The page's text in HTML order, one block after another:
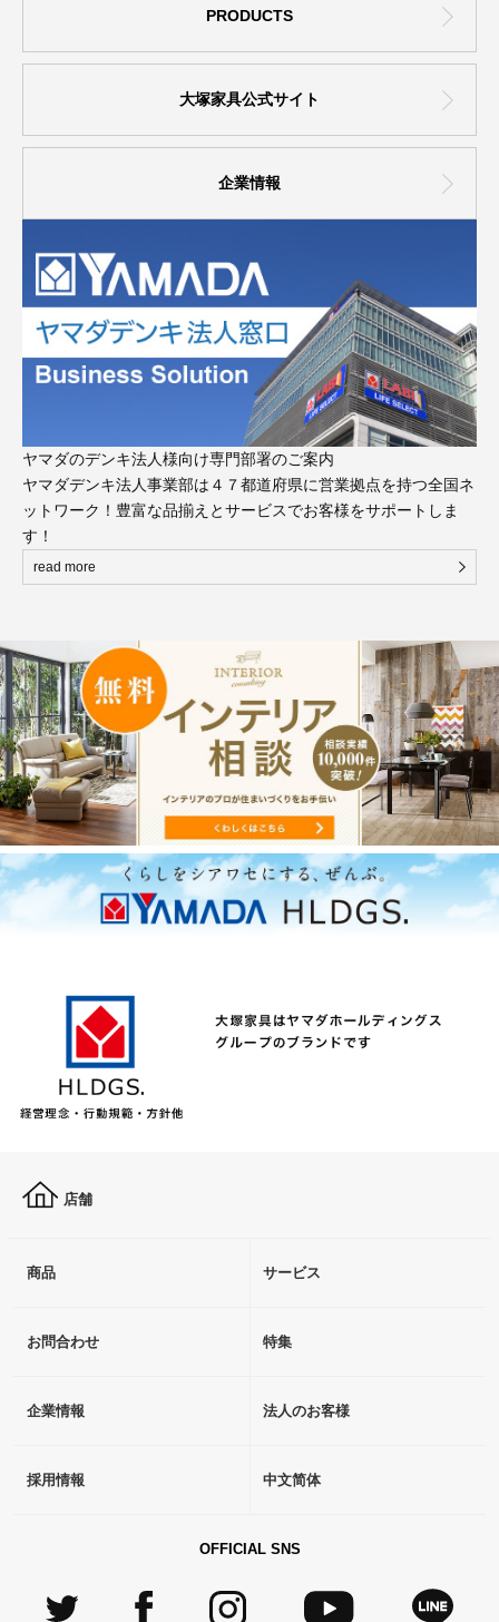
PRODUCTS
大塚家具公式サイト
企業情報
ヤマダのデンキ法人様向け専門部署のご案内
ヤマダデンキ法人事業部は４７都道府県に営業拠点を持つ全国ネ
ットワーク！豊富な品揃えとサービスでお客様をサポートしま
す！
read more
店舗
商品 サービス
お問合わせ 特集
企業情報 法人のお客様
採用情報 中文简体
OFFICIAL SNS